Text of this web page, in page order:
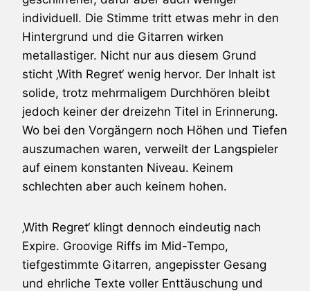
individuell. Die Stimme tritt etwas mehr in den
Hintergrund und die Gitarren wirken
metallastiger. Nicht nur aus diesem Grund
sticht ‚With Regret‘ wenig hervor. Der Inhalt ist
solide, trotz mehrmaligem Durchhören bleibt
jedoch keiner der dreizehn Titel in Erinnerung.
Wo bei den Vorgängern noch Höhen und Tiefen
auszumachen waren, verweilt der Langspieler
auf einem konstanten Niveau. Keinem
schlechten aber auch keinem hohen.
‚With Regret‘ klingt dennoch eindeutig nach
Expire. Groovige Riffs im Mid-Tempo,
tiefgestimmte Gitarren, angepisster Gesang
und ehrliche Texte voller Enttäuschung und